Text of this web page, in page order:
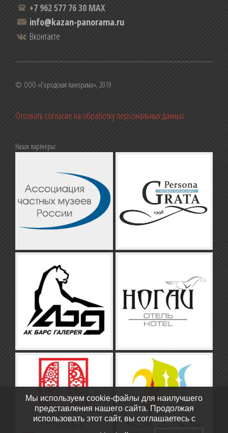
+7 962 577 76 30 MAX
info@kazan-panorama.ru
Вконтакте
© ООО «Городская панорама», 2019
Отозвать согласие на обработку персональных данных
Наши партнеры:
Мы используем cookie-файлы для наилучшего
представления нашего сайта. Продолжая
использовать этот сайт, вы соглашаетесь с